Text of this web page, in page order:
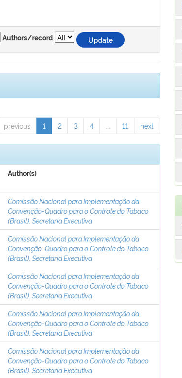
Authors/record
previous 1 2 3 4 11 next
Author(s)
Comissão Nacional para Implementação da
Convenção-Quadro para o Controle do Tabaco
(Brasil). Secretaria Executiva
Comissão Nacional para Implementação da
Convenção-Quadro para o Controle do Tabaco
(Brasil). Secretaria Executiva
Comissão Nacional para Implementação da
Convenção-Quadro para o Controle do Tabaco
(Brasil). Secretaria Executiva
Comissão Nacional para Implementação da
Convenção-Quadro para o Controle do Tabaco
(Brasil). Secretaria Executiva
Comissão Nacional para Implementação da
Convenção-Quadro para o Controle do Tabaco
(Brasil). Secretaria Executiva